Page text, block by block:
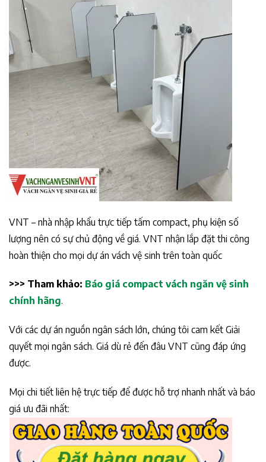
VNT – nhà nhập khẩu trực tiếp tấm compact, phụ kiện số
lượng nên có sự chủ động về giá. VNT nhận lắp đặt thi công
hoàn thiện cho mọi dự án vách vệ sinh trên toàn quốc
>>> Tham khảo: Báo giá compact vách ngăn vệ sinh
chính hãng.
Với các dự án nguồn ngân sách lớn, chúng tôi cam kết Giải
quyết mọi ngân sách. Giá dù rẻ đến đâu VNT cũng đáp ứng
được.
Mọi chi tiết liên hệ trực tiếp để được hỗ trợ nhanh nhất và báo
giá ưu đãi nhất: